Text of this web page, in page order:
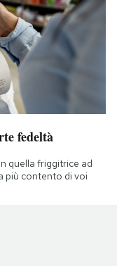
fedeltà
quella friggitrice ad
più contento di voi